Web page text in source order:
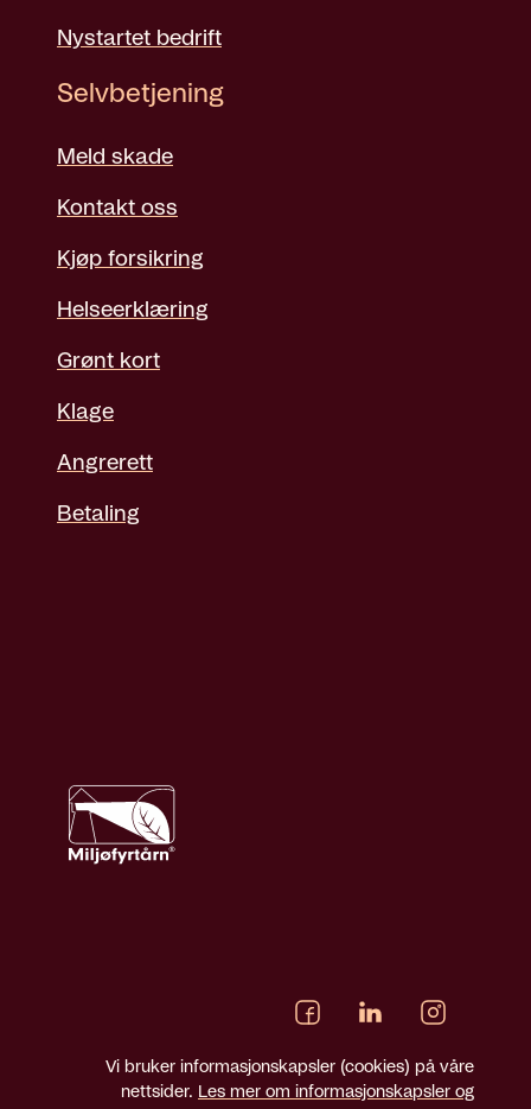
Nystartet bedrift
Selvbetjening
Meld skade
Kontakt oss
Kjøp forsikring
Helseerklæring
Grønt kort
Klage
Angrerett
Betaling
Vi bruker informasjonskapsler (cookies) på våre
nettsider. Les mer om informasjonskapsler og